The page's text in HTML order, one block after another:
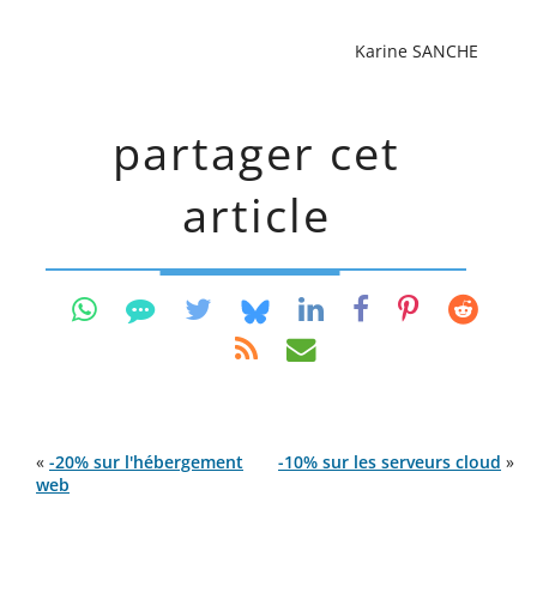
Karine SANCHE
partager cet
article
« -20% sur l'hébergement
web
-10% sur les serveurs cloud »